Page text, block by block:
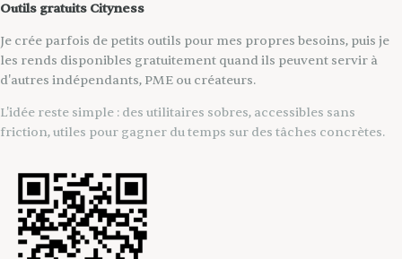
Outils gratuits Cityness
Je crée parfois de petits outils pour mes propres besoins, puis je
les rends disponibles gratuitement quand ils peuvent servir à
d'autres indépendants, PME ou créateurs.
L'idée reste simple : des utilitaires sobres, accessibles sans
friction, utiles pour gagner du temps sur des tâches concrètes.